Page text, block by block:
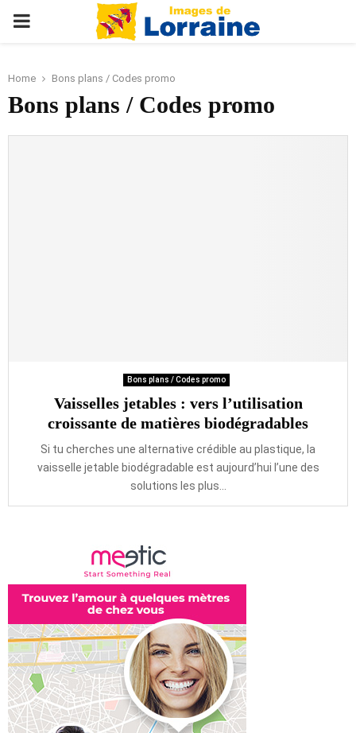
PRIMARY
Home Bons plans / Codes promo
Bons plans / Codes promo
Bons plans / Codes promo
Vaisselles jetables : vers l’utilisation
croissante de matières biodégradables
Si tu cherches une alternative crédible au plastique, la
vaisselle jetable biodégradable est aujourd’hui l’une des
solutions les plus...